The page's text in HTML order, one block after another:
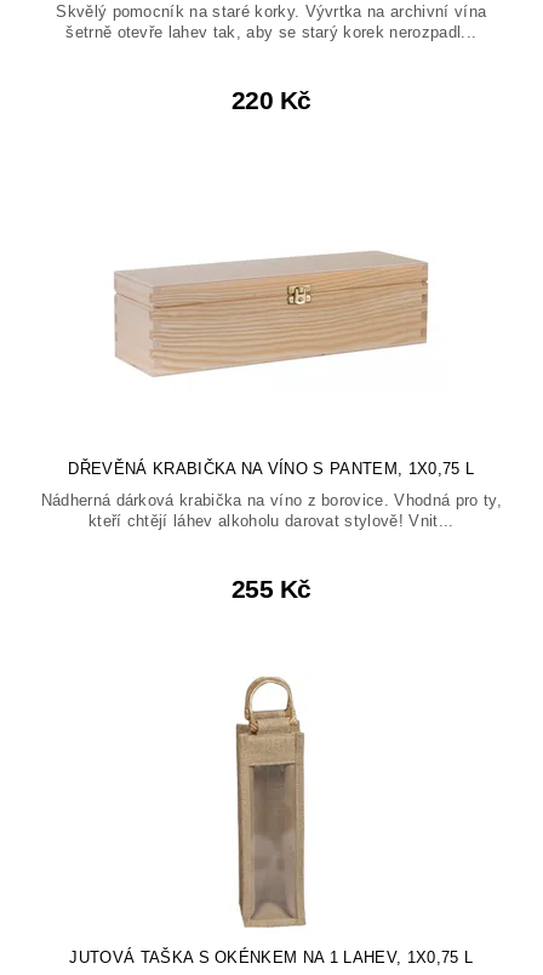
Skvělý pomocník na staré korky. Vývrtka na archivní vína
šetrně otevře lahev tak, aby se starý korek nerozpadl...
220 Kč
DŘEVĚNÁ KRABIČKA NA VÍNO S PANTEM, 1X0,75 L
Nádherná dárková krabička na víno z borovice. Vhodná pro ty,
kteří chtějí láhev alkoholu darovat stylově! Vnit...
255 Kč
JUTOVÁ TAŠKA S OKÉNKEM NA 1 LAHEV, 1X0,75 L